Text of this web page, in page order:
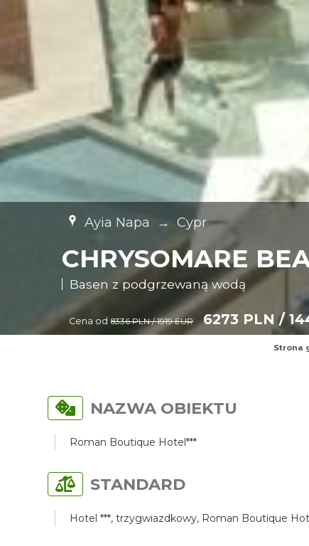
Ayia Napa → Cypr
CHRYSOMARE
Basen z podgrzewaną wodą
Cena od 8336 PLN / 1919 EUR 6273 PLN /
Strona
NAZWA OBIEKTU
Roman Boutique Hotel***
STANDARD
Hotel ***, trzygwiazdkowy, Roman Boutique